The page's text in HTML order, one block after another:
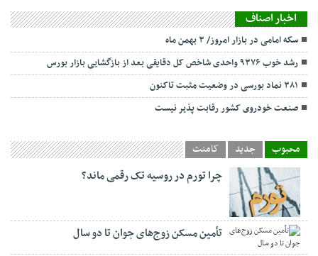
اخبار اصناف
سکه امامی در بازار امروز/ ۳ بهمن ماه
رشد خوب ۹۳۷۶ واحدی شاخص کل دقایقی بعد از بازگشایی بازار بورس
۳۸۱ نماد بورسی در وضعیت مثبت تاکنون
صنعت خودروی کشور رقابت پذیر نیست
محبوب جدید کامنت
چرا تورم در روسیه تک رقمی ماند؟
تأمین مسکن زوج‌های جوان تا دو سال